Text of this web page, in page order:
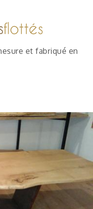
et fabriqué en